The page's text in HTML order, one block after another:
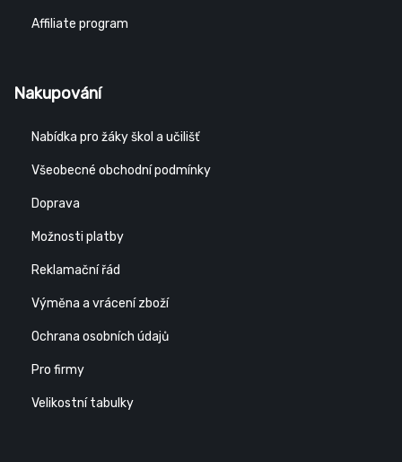
Affiliate program
Nakupování
Nabídka pro žáky škol a učilišť
Všeobecné obchodní podmínky
Doprava
Možnosti platby
Reklamační řád
Výměna a vrácení zboží
Ochrana osobních údajů
Pro firmy
Velikostní tabulky